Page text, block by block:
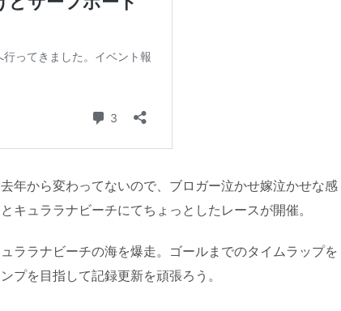
年から変わってないので、ブロガー泣かせ嫁泣かせな感
キュララナビーチにてちょっとしたレースが開催。
ララナビーチの海を爆走。ゴールまでのタイムラップを
プを目指して記録更新を頑張ろう。